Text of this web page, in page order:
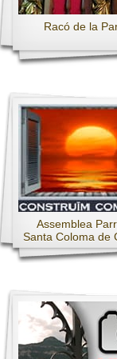
Racó de la
Assemblea
Santa Coloma de